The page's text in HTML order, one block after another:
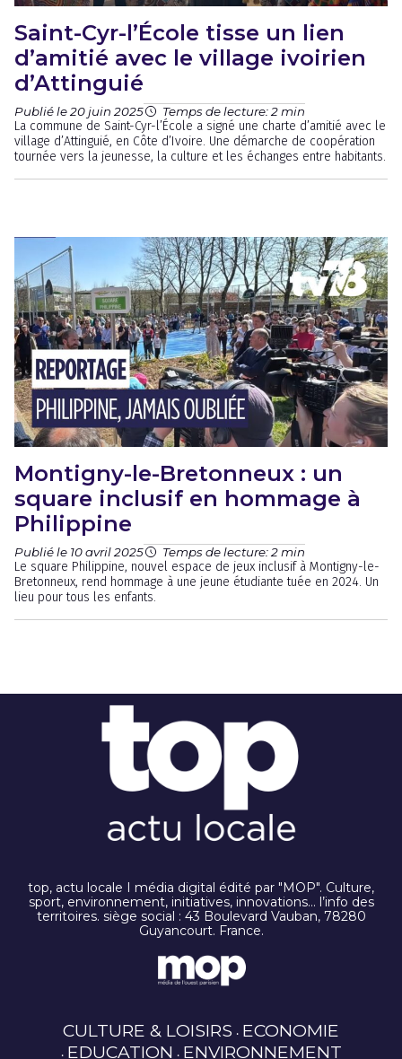
Saint-Cyr-l’École tisse un lien
d’amitié avec le village ivoirien
d’Attinguié
Publié le 20 juin 2025 Temps de lecture: 2 min
La commune de Saint-Cyr-l’École a signé une charte d’amitié avec le
village d’Attinguié, en Côte d’Ivoire. Une démarche de coopération
tournée vers la jeunesse, la culture et les échanges entre habitants.
Montigny-le-Bretonneux : un
square inclusif en hommage à
Philippine
Publié le 10 avril 2025 Temps de lecture: 2 min
Le square Philippine, nouvel espace de jeux inclusif à Montigny-le-
Bretonneux, rend hommage à une jeune étudiante tuée en 2024. Un
lieu pour tous les enfants.
top, actu locale I média digital édité par "MOP". Culture,
sport, environnement, initiatives, innovations… l’info des
territoires. siège social : 43 Boulevard Vauban, 78280
Guyancourt. France.
CULTURE & LOISIRS ECONOMIE
EDUCATION ENVIRONNEMENT